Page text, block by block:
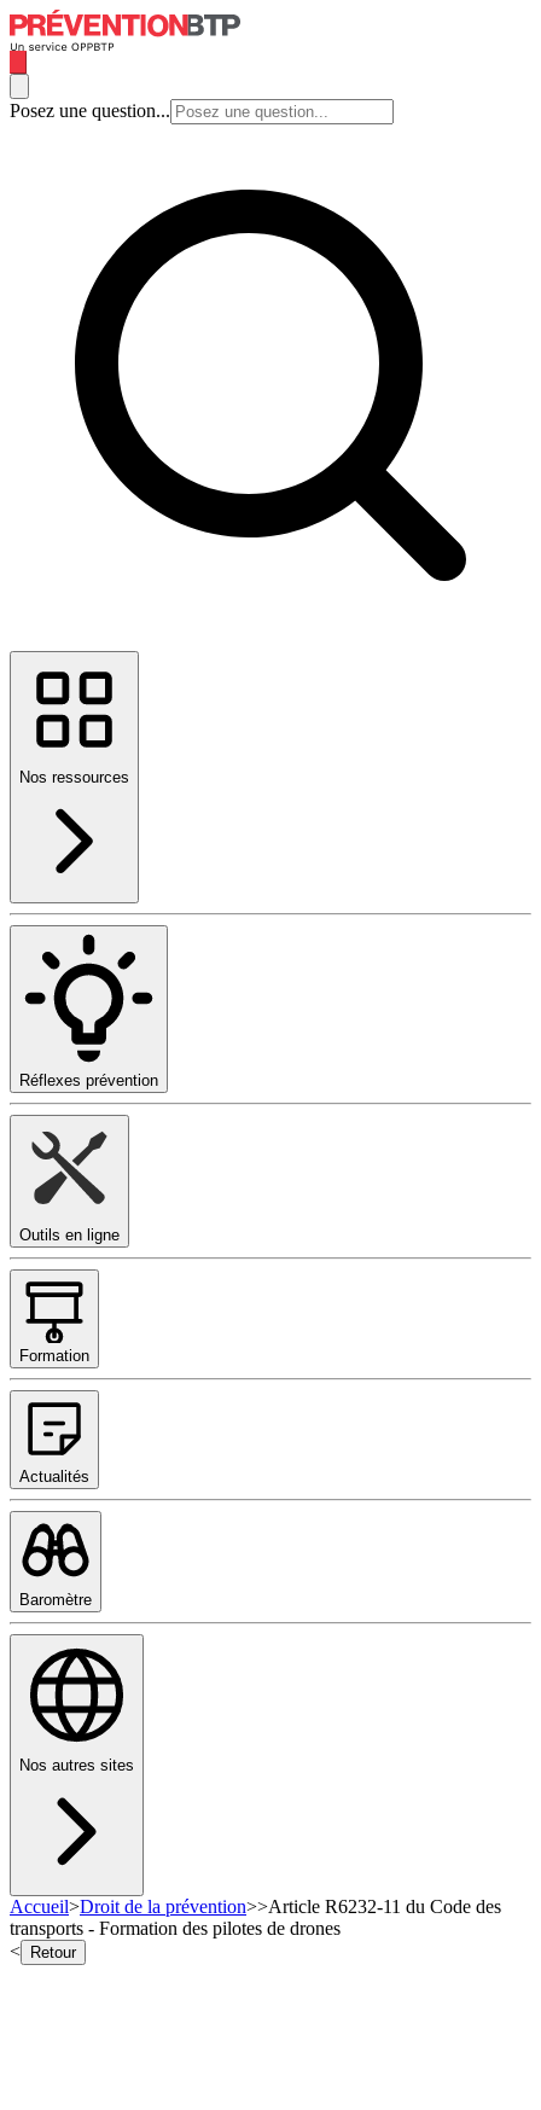
Posez une question...
Nos ressources
Réflexes prévention
Outils en ligne
Formation
Actualités
Baromètre
Nos autres sites
Accueil>Droit de la prévention>>Article R6232-11 du Code des
transports - Formation des pilotes de drones
<
Retour